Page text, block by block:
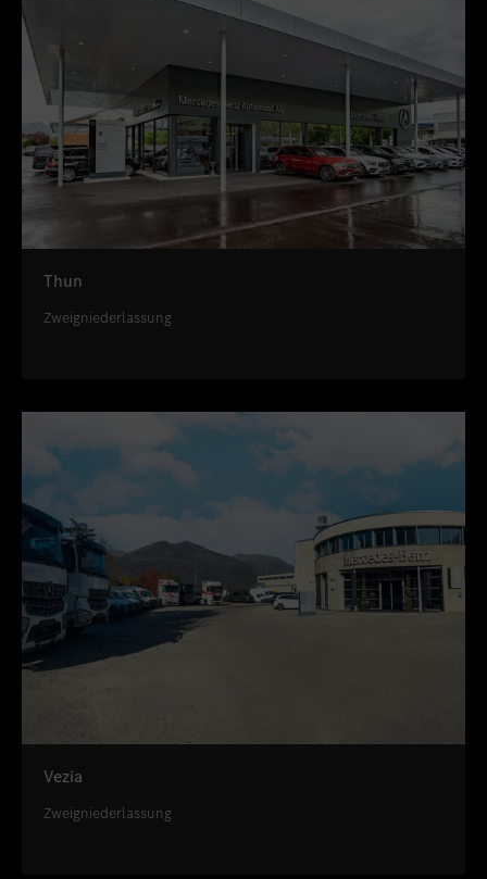
Thun
Zweigniederlassung
Vezia
Zweigniederlassung